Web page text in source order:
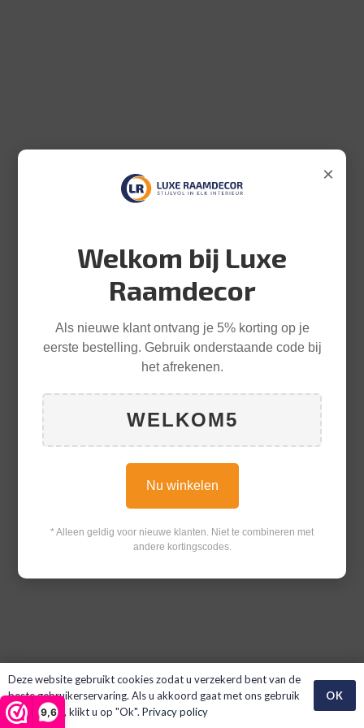
9,6
×
Welkom bij Luxe
Raamdecor
Als nieuwe klant ontvang je 5% korting op je
eerste bestelling. Gebruik onderstaande code bij
het afrekenen.
WELKOM5
Nu winkelen
* Alleen geldig voor nieuwe klanten. Niet te combineren met
andere kortingscodes.
Deze website gebruikt cookies zodat u verzekerd bent van de
beste gebruikerservaring. Als u akkoord gaat met ons gebruik
van cookies, klikt u op "Ok". Privacy policy
OK